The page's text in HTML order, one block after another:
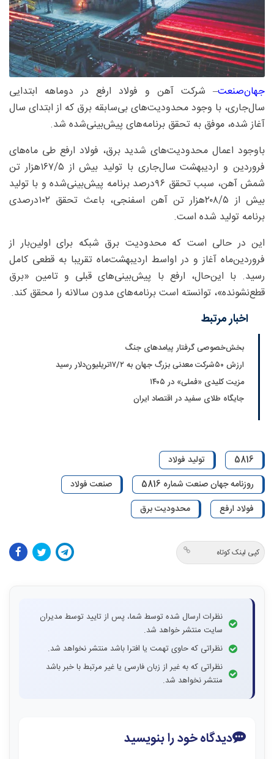
جهان‌صنعت– شرکت آهن و فولاد ارفع در دوماهه ابتدایی
سال‌جاری، با وجود محدودیت‌های بی‌سابقه برق که از ابتدای سال
آغاز شده، موفق به تحقق برنامه‌های پیش‌بینی‌شده شد.
باوجود اعمال محدودیت‌های شدید برق، فولاد ارفع طی ماه‌های
فروردین و اردیبهشت سال‌جاری با تولید بیش از ۵/‏۱۶۷‌هزار تن
شمش آهن، سبب تحقق ۹۶‌درصد برنامه پیش‌بینی‌شده و با تولید
بیش از ۵/‏۲۰۸‌هزار تن آهن اسفنجی، باعث تحقق ۱۰۲‌درصدی
برنامه تولید شده است.
این در حالی است که محدودیت برق شبکه برای اولین‌بار از
فروردین‌ماه آغاز و در اواسط اردیبهشت‌ماه تقریبا به قطعی کامل
رسید. با این‌حال، ارفع با پیش‌بینی‌های قبلی و تامین «برق
قطع‌نشونده»، توانسته است برنامه‌های مدون سالانه را محقق کند.
اخبار مرتبط
بخش‌خصوصی گرفتار پیامدهای جنگ
ارزش ۵۰‌شرکت معدنی بزرگ جهان به ۱۷/۲تریلیون‌دلار رسید
مزیت کلیدی «فملی» در ۱۴۰۵
جایگاه طلای سفید در اقتصاد ایران
5816
تولید فولاد
روزنامه جهان صنعت شماره 5816
صنعت فولاد
فولاد ارفع
محدودیت برق
کپی لینک کوتاه
نظرات ارسال شده توسط شما، پس از تایید توسط مدیران
سایت منتشر خواهد شد.
نظراتی که حاوی تهمت یا افترا باشد منتشر نخواهد شد.
نظراتی که به غیر از زبان فارسی یا غیر مرتبط با خبر باشد
منتشر نخواهد شد.
دیدگاه خود را بنویسید